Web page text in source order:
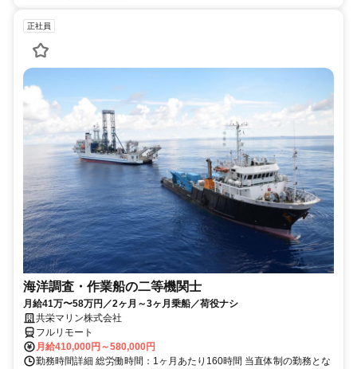
正社員
海洋調査・作業船の二等機関士
月給41万〜58万円／2ヶ月～3ヶ月乗船／荷役ナシ
共栄マリン株式会社
フルリモート
月給410,000円～580,000円
勤務時間詳細 総労働時間：1ヶ月あたり160時間 当直体制の勤務とな